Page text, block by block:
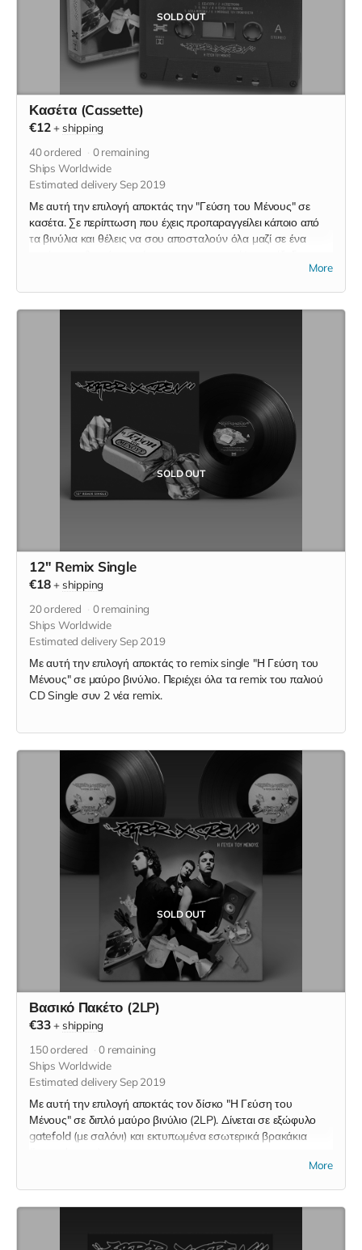
SOLD OUT
Κασέτα (Cassette)
€12 + shipping
40ordered 0remaining
Ships Worldwide
Estimated delivery Sep 2019
Με αυτή την επιλογή αποκτάς την "Γεύση του Μένους" σε
κασέτα. Σε περίπτωση που έχεις προπαραγγείλει κάποιο από
τα βινύλια και θέλεις να σου αποσταλούν όλα μαζί σε ένα
More
SOLD OUT
12" Remix Single
€18 + shipping
20ordered 0remaining
Ships Worldwide
Estimated delivery Sep 2019
Με αυτή την επιλογή αποκτάς το remix single "Η Γεύση του
Μένους" σε μαύρο βινύλιο. Περιέχει όλα τα remix του παλιού
CD Single συν 2 νέα remix.
SOLD OUT
Βασικό Πακέτο (2LP)
€33 + shipping
150ordered 0 remaining
Ships Worldwide
Estimated delivery Sep 2019
Με αυτή την επιλογή αποκτάς τον δίσκο "Η Γεύση του
Μένους" σε διπλό μαύρο βινύλιο (2LP). Δίνεται σε εξώφυλο
gatefold (με σαλόνι) και εκτυπωμένα εσωτερικά βρακάκια
More